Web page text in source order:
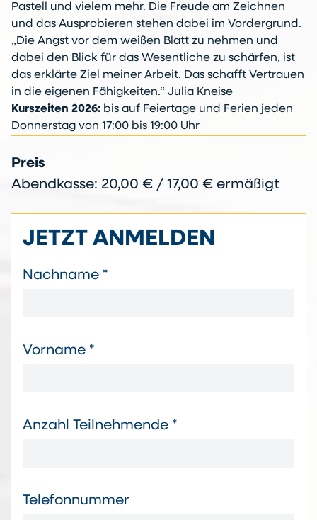
Pastell und vielem mehr. Die Freude am Zeichnen
und das Ausprobieren stehen dabei im Vordergrund.
„Die Angst vor dem weißen Blatt zu nehmen und
dabei den Blick für das Wesentliche zu schärfen, ist
das erklärte Ziel meiner Arbeit. Das schafft Vertrauen
in die eigenen Fähigkeiten.“ Julia Kneise
Kurszeiten 2026: bis auf Feiertage und Ferien jeden
Donnerstag von 17:00 bis 19:00 Uhr
Preis
Abendkasse: 20,00 € / 17,00 € ermäßigt
JETZT ANMELDEN
Nachname *
Vorname *
Anzahl Teilnehmende *
Telefonnummer